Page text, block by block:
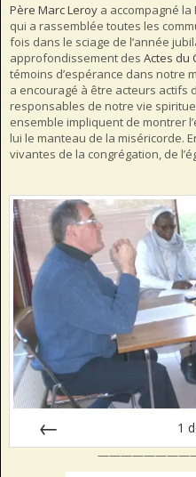
Père Marc Leroy a accompagné la
qui a rassemblée toutes les
fois dans le sciage de l’année
approfondissement des Actes du
témoins d’espérance dans notre
a encouragé à être acteurs actifs
responsables de notre vie
ensemble impliquent de montrer
lui le manteau de la miséricorde.
vivantes de la congrégation, de
1